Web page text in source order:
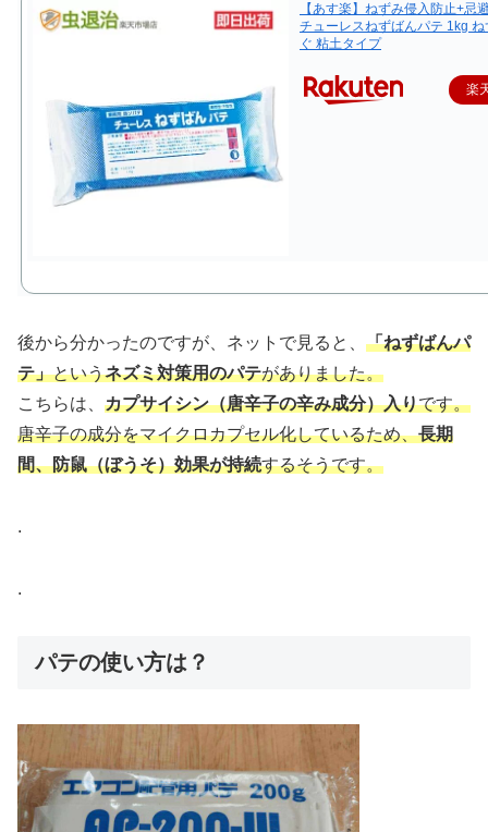
【あす楽】ねずみ侵入防止+忌
チューレスねずばんパテ 1kg ね
ぐ 粘土タイプ
楽
後から分かったのですが、ネットで見ると、 「ねずばんパ
テ」というネズミ対策用のパテがありました。
こちらは、 カプサイシン（唐辛子の辛み成分）入りです。
唐辛子の成分をマイクロカプセル化しているため、長期
間、防鼠（ぼうそ）効果が持続するそうです。
.
.
パテの使い方は？